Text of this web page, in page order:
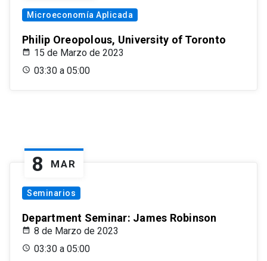
Microeconomía Aplicada
Philip Oreopolous, University of Toronto
15 de Marzo de 2023
03:30 a 05:00
8 MAR
Seminarios
Department Seminar: James Robinson
8 de Marzo de 2023
03:30 a 05:00